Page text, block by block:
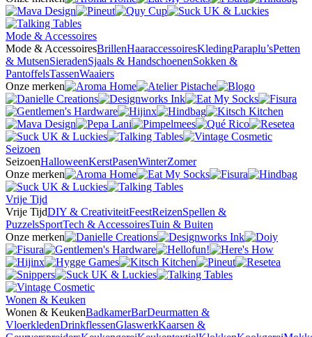
Mode & Accessoires
Mode & AccessoiresBrillenHaaraccessoiresKledingParaplu’sPetten
& MutsenSieradenSjaals & HandschoenenSokken &
PantoffelsTassenWaaiers
Onze merken
Seizoen
SeizoenHalloweenKerstPasenWinterZomer
Onze merken
Vrije Tijd
Vrije TijdDIY & CreativiteitFeestReizenSpellen &
PuzzelsSportTech & AccessoiresTuin & Buiten
Onze merken
Wonen & Keuken
Wonen & KeukenBadkamerBarDeurmatten &
VloerkledenDrinkflessenGlaswerkKaarsen &